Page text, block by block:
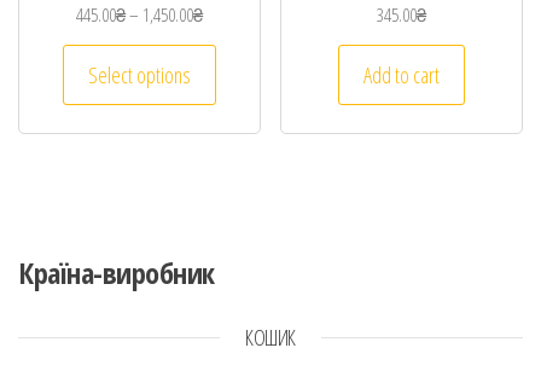
445.00₴– 1,450.00₴
Select options
345.00₴
Add to cart
Країна-виробник
КОШИК